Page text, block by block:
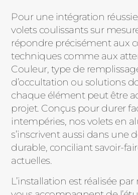
Pour une intégration
volets coulissants sur
répondre précisément aux
techniques comme aux
Couleur, type de
d’occultation ou solutions
chaque élément peut être
projet. Conçus pour durer
intempéries, nos volets en
s’inscrivent aussi dans une
durable, conciliant savoir-
actuelles.
L’installation est réalisée